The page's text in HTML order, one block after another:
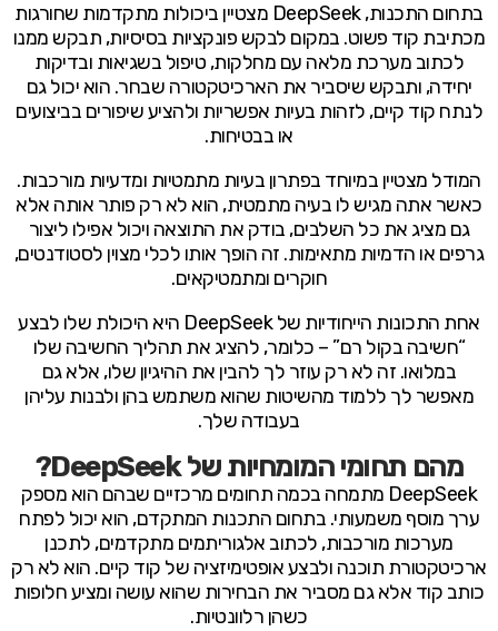
בתחום התכנות, DeepSeek מצטיין ביכולות מתקדמות שחורגות
מכתיבת קוד פשוט. במקום לבקש פונקציות בסיסיות, תבקש ממנו
לכתוב מערכת מלאה עם מחלקות, טיפול בשגיאות ובדיקות
יחידה, ותבקש שיסביר את הארכיטקטורה שבחר. הוא יכול גם
לנתח קוד קיים, לזהות בעיות אפשריות ולהציע שיפורים בביצועים
או בבטיחות.
המודל מצטיין במיוחד בפתרון בעיות מתמטיות ומדעיות מורכבות.
כאשר אתה מגיש לו בעיה מתמטית, הוא לא רק פותר אותה אלא
גם מציג את כל השלבים, בודק את התוצאה ויכול אפילו ליצור
גרפים או הדמיות מתאימות. זה הופך אותו לכלי מצוין לסטודנטים,
חוקרים ומתמטיקאים.
אחת התכונות הייחודיות של DeepSeek היא היכולת שלו לבצע
“חשיבה בקול רם” – כלומר, להציג את תהליך החשיבה שלו
במלואו. זה לא רק עוזר לך להבין את ההיגיון שלו, אלא גם
מאפשר לך ללמוד מהשיטות שהוא משתמש בהן ולבנות עליהן
בעבודה שלך.
מהם תחומי המומחיות של DeepSeek?
DeepSeek מתמחה בכמה תחומים מרכזיים שבהם הוא מספק
ערך מוסף משמעותי. בתחום התכנות המתקדם, הוא יכול לפתח
מערכות מורכבות, לכתוב אלגוריתמים מתקדמים, לתכנן
ארכיטקטורת תוכנה ולבצע אופטימיזציה של קוד קיים. הוא לא רק
כותב קוד אלא גם מסביר את הבחירות שהוא עושה ומציע חלופות
כשהן רלוונטיות.